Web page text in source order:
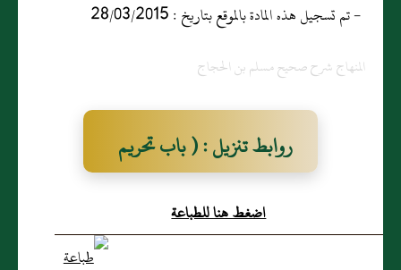
- تم تسجيل هذه المادة بالموقع بتاريخ : 28/03/2015
المنهاج شرح صحيح مسلم بن الحجاج
روابط تنزيل : ( باب تحريم
التبختر فى المشى مع اعجابه
بثيابه )
اضغط هنا للطباعة